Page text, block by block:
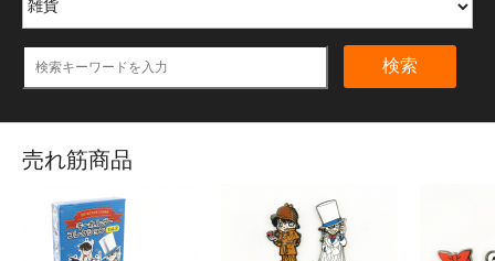
検索
売れ筋商品